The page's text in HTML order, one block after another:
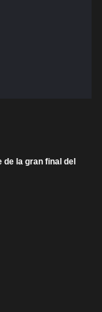
de la gran final del